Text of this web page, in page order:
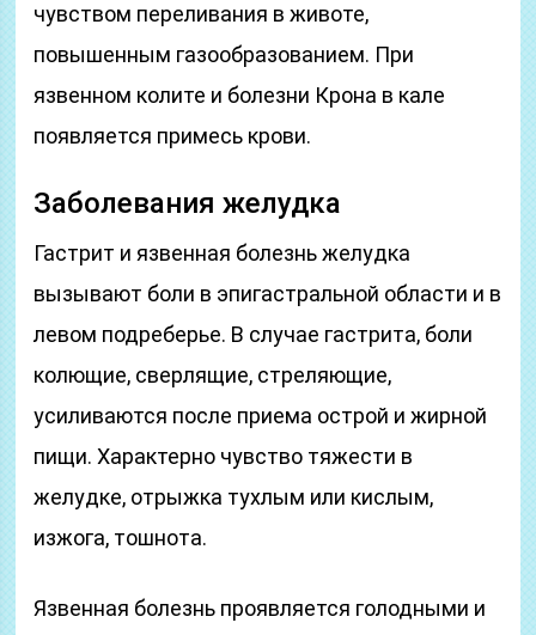
чувством переливания в животе,
повышенным газообразованием. При
язвенном колите и болезни Крона в кале
появляется примесь крови.
Заболевания желудка
Гастрит и язвенная болезнь желудка
вызывают боли в эпигастральной области и в
левом подреберье. В случае гастрита, боли
колющие, сверлящие, стреляющие,
усиливаются после приема острой и жирной
пищи. Характерно чувство тяжести в
желудке, отрыжка тухлым или кислым,
изжога, тошнота.
Язвенная болезнь проявляется голодными и